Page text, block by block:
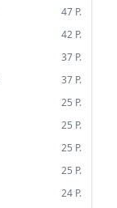
47 P.
42 P.
37 P.
37 P.
25 P.
25 P.
25 P.
25 P.
24 P.